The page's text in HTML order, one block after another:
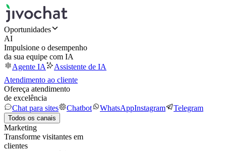
Oportunidades
AI
Impulsione o desempenho
da sua equipe com IA
Agente IA
Assistente de IA
Atendimento ao cliente
Ofereça atendimento
de excelência
Chat para sites
Chatbot WhatsAppInstagram Telegram
Todos os canais
Marketing
Transforme visitantes em
clientes